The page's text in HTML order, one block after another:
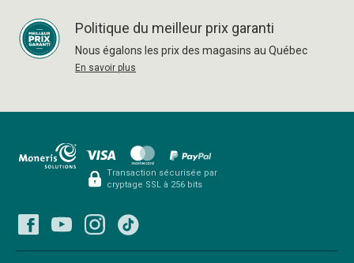
Politique du meilleur prix garanti
Nous égalons les prix des magasins au Québec
En savoir plus
Transaction sécurisée par
cryptage SSL à 256 bits